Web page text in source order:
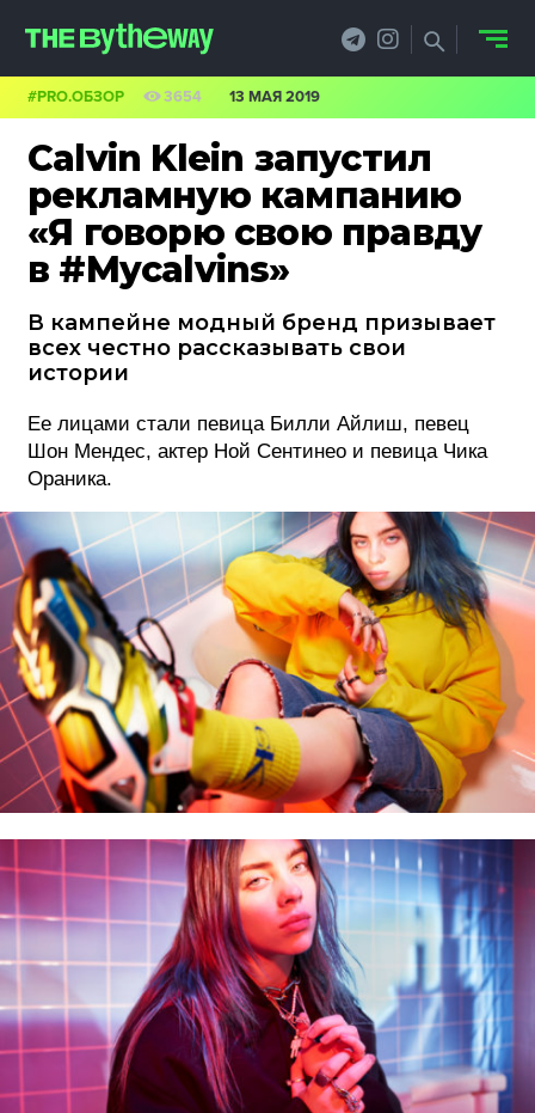
Calvin Klein запустил
рекламную кампанию
«Я говорю свою правду
в #Mycalvins»
В кампейне модный бренд призывает
всех честно рассказывать свои
истории
#PRO.ОБЗОР 3654 13 МАЯ 2019
Ее лицами стали певица Билли Айлиш, певец
Шон Мендес, актер Ной Сентинео и певица Чика
Ораника.
НОВОСТИ
PRO.ОБЗОР
КЕЙСЫ
КРЕАТИВА
ТЕХНОЛОГИИ
ФОТОГРАФИЯ
ТИПОГРАФИКА
ИСТОРИИ БРЕНДОВ
О ПРОЕКТЕ
РЕКЛАМА
КОНТАКТЫ